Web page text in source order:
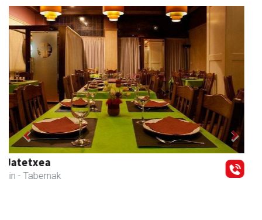
Amane
Amasa-Villabona
Previous Next